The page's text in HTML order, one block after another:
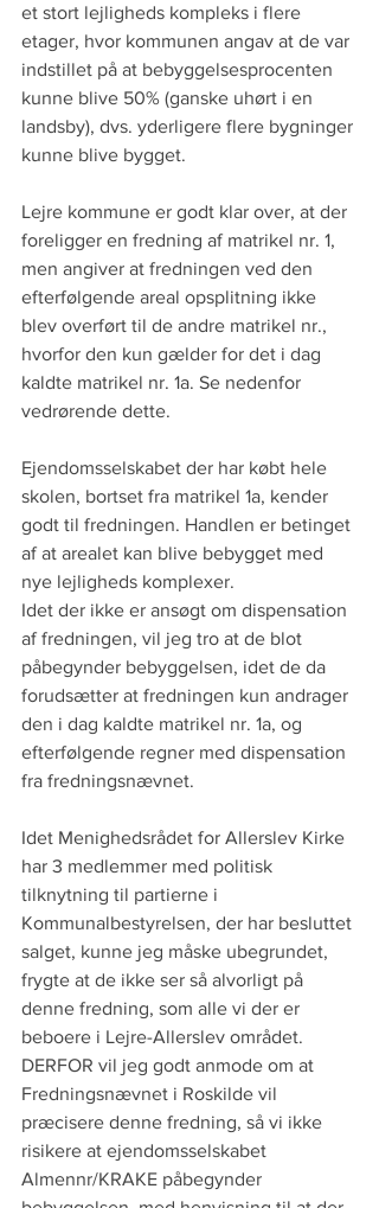
et stort lejligheds kompleks i flere
etager, hvor kommunen angav at de var
indstillet på at bebyggelsesprocenten
kunne blive 50% (ganske uhørt i en
landsby), dvs. yderligere flere bygninger
kunne blive bygget.
Lejre kommune er godt klar over, at der
foreligger en fredning af matrikel nr. 1,
men angiver at fredningen ved den
efterfølgende areal opsplitning ikke
blev overført til de andre matrikel nr.,
hvorfor den kun gælder for det i dag
kaldte matrikel nr. 1a. Se nedenfor
vedrørende dette.
Ejendomsselskabet der har købt hele
skolen, bortset fra matrikel 1a, kender
godt til fredningen. Handlen er betinget
af at arealet kan blive bebygget med
nye lejligheds komplexer.
Idet der ikke er ansøgt om dispensation
af fredningen, vil jeg tro at de blot
påbegynder bebyggelsen, idet de da
forudsætter at fredningen kun andrager
den i dag kaldte matrikel nr. 1a, og
efterfølgende regner med dispensation
fra fredningsnævnet.
Idet Menighedsrådet for Allerslev Kirke
har 3 medlemmer med politisk
tilknytning til partierne i
Kommunalbestyrelsen, der har besluttet
salget, kunne jeg måske ubegrundet,
frygte at de ikke ser så alvorligt på
denne fredning, som alle vi der er
beboere i Lejre-Allerslev området.
DERFOR vil jeg godt anmode om at
Fredningsnævnet i Roskilde vil
præcisere denne fredning, så vi ikke
risikere at ejendomsselskabet
Almennr/KRAKE påbegynder